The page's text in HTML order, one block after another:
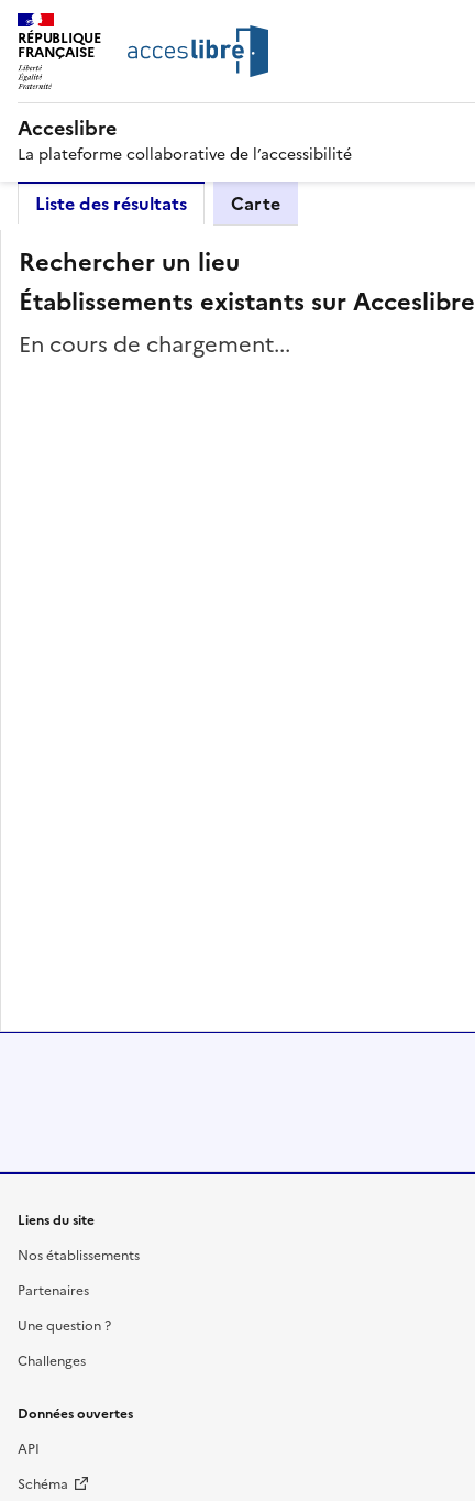
RÉPUBLIQUE
FRANÇAISE
Acceslibre
La plateforme collaborative de l’accessibilité
Liste des résultats Carte
Rechercher un lieu
Établissements existants sur Acceslibre
En cours de chargement...
Liens du site
Nos établissements
Partenaires
Une question ?
Challenges
Données ouvertes
API
Schéma